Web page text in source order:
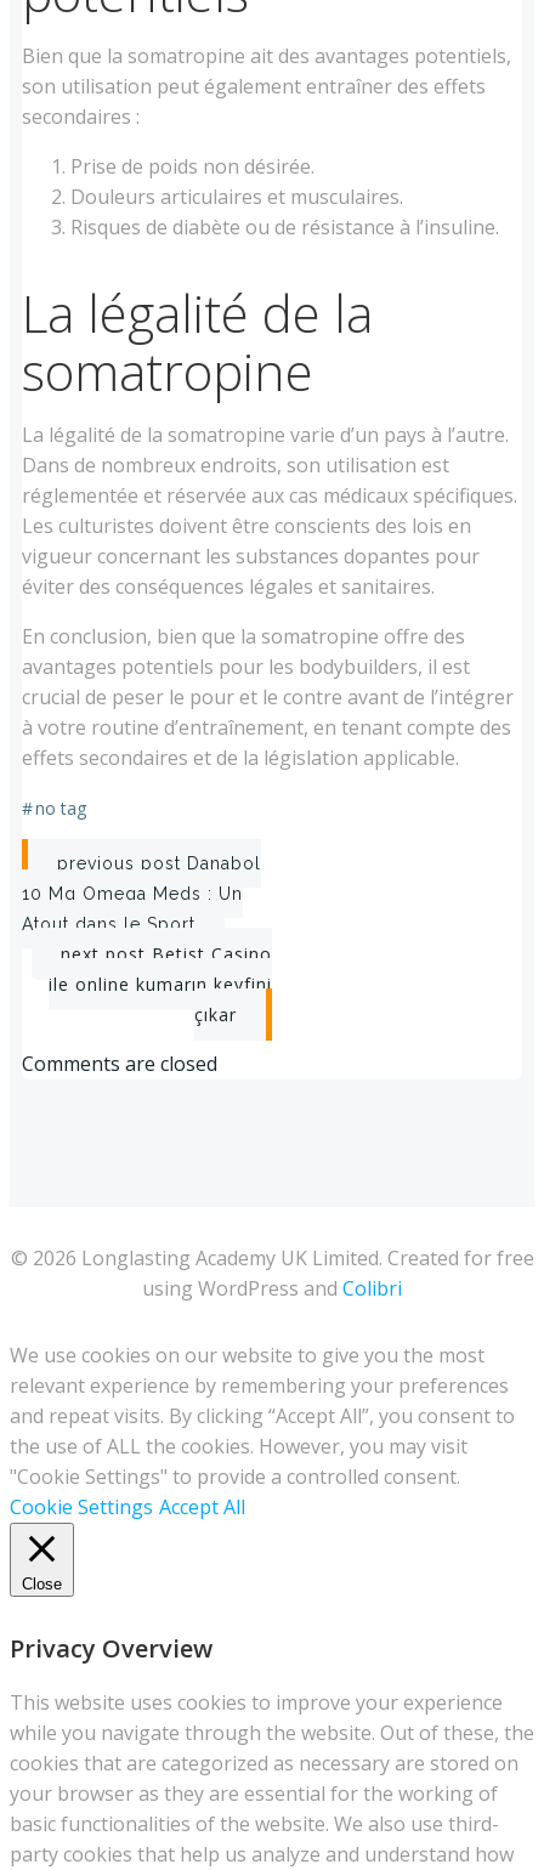
Bien que la somatropine ait des avantages potentiels,
son utilisation peut également entraîner des effets
secondaires :
Prise de poids non désirée.
Douleurs articulaires et musculaires.
Risques de diabète ou de résistance à l’insuline.
La légalité de la
somatropine
La légalité de la somatropine varie d’un pays à l’autre.
Dans de nombreux endroits, son utilisation est
réglementée et réservée aux cas médicaux spécifiques.
Les culturistes doivent être conscients des lois en
vigueur concernant les substances dopantes pour
éviter des conséquences légales et sanitaires.
En conclusion, bien que la somatropine offre des
avantages potentiels pour les bodybuilders, il est
crucial de peser le pour et le contre avant de l’intégrer
à votre routine d’entraînement, en tenant compte des
effets secondaires et de la législation applicable.
#no tag
Post
navigation
previous post Danabol
10 Mg Omega Meds : Un
Atout dans le Sport
Post
navigation
next post Betist Casino
ile online kumarın keyfini
çıkar
Comments are closed
© 2026 Longlasting Academy UK Limited. Created for free
using WordPress and Colibri
We use cookies on our website to give you the most
relevant experience by remembering your preferences
and repeat visits. By clicking “Accept All”, you consent to
the use of ALL the cookies. However, you may visit
"Cookie Settings" to provide a controlled consent.
Cookie Settings Accept All
Close
Privacy Overview
This website uses cookies to improve your experience
while you navigate through the website. Out of these, the
cookies that are categorized as necessary are stored on
your browser as they are essential for the working of
basic functionalities of the website. We also use third-
party cookies that help us analyze and understand how